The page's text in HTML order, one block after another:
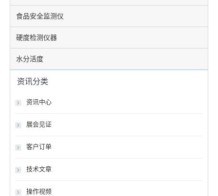
食品安全监测仪
硬度检测仪器
水分活度
资讯分类
资讯中心
展会见证
客户订单
技术文章
操作视频